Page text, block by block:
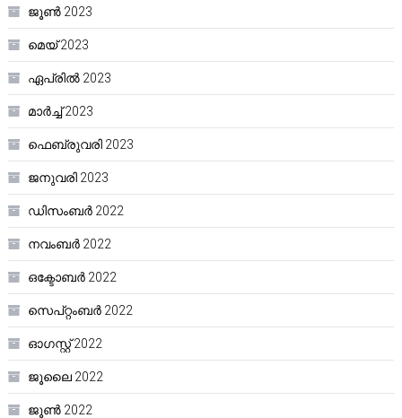
ജൂൺ 2023
മെയ്‌ 2023
ഏപ്രിൽ 2023
മാർച്ച്‌ 2023
ഫെബ്രുവരി 2023
ജനുവരി 2023
ഡിസംബർ 2022
നവംബർ 2022
ഒക്ടോബർ 2022
സെപ്റ്റംബർ 2022
ഓഗസ്റ്റ്‌ 2022
ജൂലൈ 2022
ജൂൺ 2022